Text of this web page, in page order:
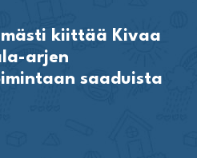
kiittää Kivaa
arjen
saaduista